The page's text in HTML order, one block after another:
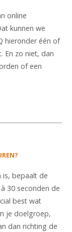
online
kunnen we
hieronder één of
En zo niet, dan
of een
bepaalt de
30 seconden de
best wat
je doelgroep,
dan richting de